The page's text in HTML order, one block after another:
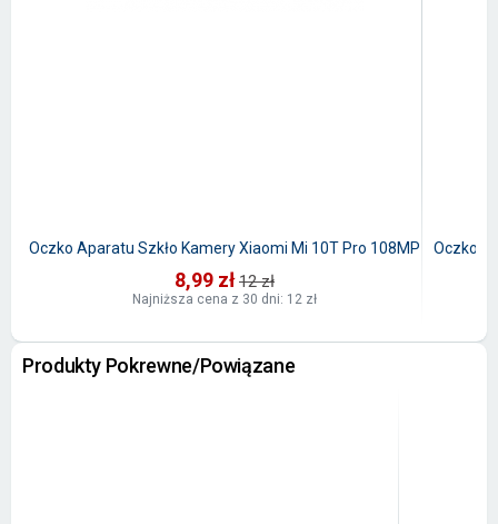
Oczko Aparatu Szkło Kamery Xiaomi Mi 10T Pro 108MP
8,99 zł12 zł
Najniższa cena z 30 dni: 12 zł
Oczko
Produkty Pokrewne/Powiązane